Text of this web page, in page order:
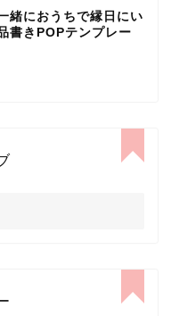
緒におうちで縁日にい
書きPOPテンプレー